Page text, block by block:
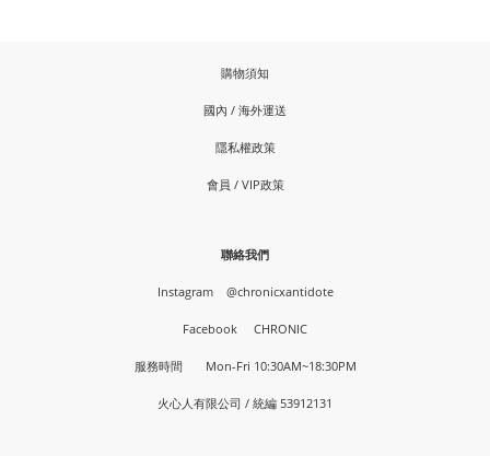
購物須知
國內 / 海外運送
隱私權政策
會員 / VIP政策
聯絡我們
Instagram @chronicxantidote
Facebook CHRONIC
服務時間 Mon-Fri 10:30AM~18:30PM
火心人有限公司 / 統編 53912131